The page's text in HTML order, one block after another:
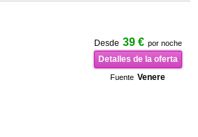
Desde 39 € por noche
Detalles de la oferta
Fuente Venere